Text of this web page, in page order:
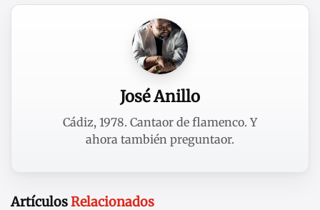
José Anillo
Cádiz, 1978. Cantaor de flamenco. Y
ahora también preguntaor.
ArtículosRelacionados